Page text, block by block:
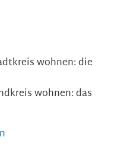
wohnen: die
wohnen: das